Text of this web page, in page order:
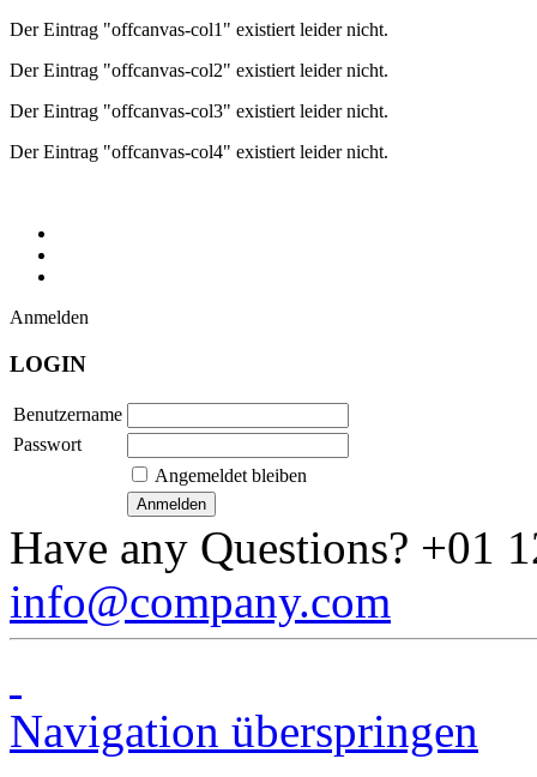
Der Eintrag "offcanvas-col1" existiert leider nicht.
Der Eintrag "offcanvas-col2" existiert leider nicht.
Der Eintrag "offcanvas-col3" existiert leider nicht.
Der Eintrag "offcanvas-col4" existiert leider nicht.
Anmelden
LOGIN
Benutzername
Passwort
Angemeldet bleiben
Have any Questions? +01
info@company.com
Navigation überspringen